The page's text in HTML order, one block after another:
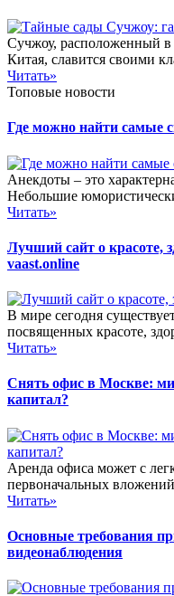
Сучжоу, расположенный
Китая, славится своими
Читать»
Топовые новости
Где можно найти самые
Анекдоты – это
Небольшие
Читать»
Лучший сайт о красоте,
vaast.online
В мире сегодня
посвященных красоте,
Читать»
Снять офис в Москве:
капитал?
Аренда офиса может с
первоначальных
Читать»
Основные требования
видеонаблюдения